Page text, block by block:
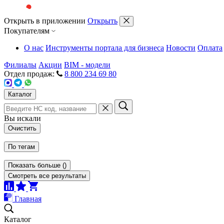
Открыть в приложении Открыть
Покупателям
О нас Инструменты портала для бизнеса Новости Оплата
Филиалы Акции BIM - модели
Отдел продаж:
8 800 234 69 80
Каталог
Вы искали
Очистить
По тегам
Показать больше ()
Смотреть все результаты
Главная
Каталог